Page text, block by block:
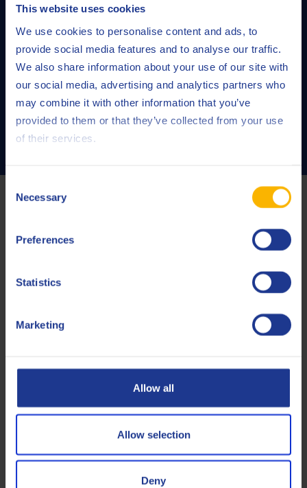
This website uses cookies
We use cookies to personalise content and ads, to
provide social media features and to analyse our traffic.
We also share information about your use of our site with
our social media, advertising and analytics partners who
may combine it with other information that you’ve
provided to them or that they’ve collected from your use
of their services.
Selection
Necessary
Preferences
Statistics
Marketing
Allow all
Allow selection
Deny
Solutions d’équipements
LIRE LA SUITE
Pourquoi les fluides de laminage sur mesure
ne sont plus un luxe